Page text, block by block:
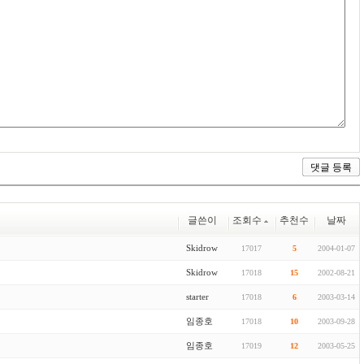
글쓴이 조회수 추천수 날짜
Skidrow 17017 5 2004-01-07
Skidrow 17018 15 2002-08-21
starter 17018 6 2003-03-14
임종호 17018 10 2003-09-28
임종호 17019 12 2003-05-25